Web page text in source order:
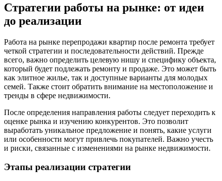
Стратегии работы на рынке: от идеи
до реализации
Работа на рынке перепродажи квартир после ремонта требует
четкой стратегии и последовательности действий. Прежде
всего, важно определить целевую нишу и специфику объекта,
который будет подлежать ремонту и продаже. Это может быть
как элитное жилье, так и доступные варианты для молодых
семей. Также стоит обратить внимание на местоположение и
тренды в сфере недвижимости.
После определения направления работы следует переходить к
оценке рынка и изучению конкурентов. Это позволит
выработать уникальное предложение и понять, какие услуги
или особенности могут привлечь покупателей. Важно учесть
и риски, связанные с изменениями на рынке недвижимости.
Этапы реализации стратегии